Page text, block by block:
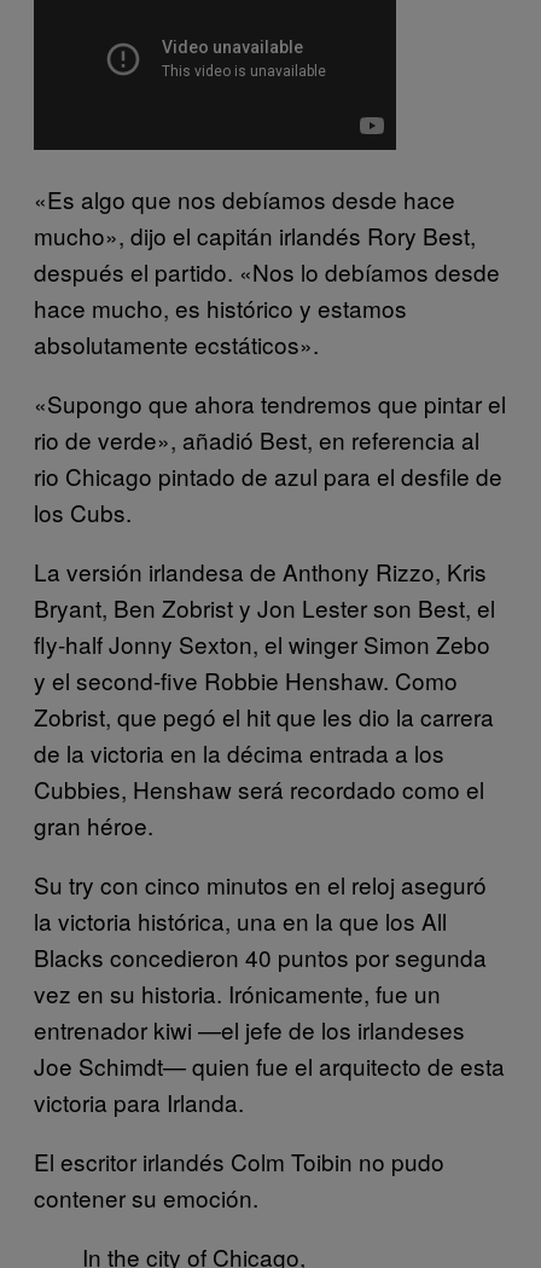
«Es algo que nos debíamos desde hace
mucho», dijo el capitán irlandés Rory Best,
después el partido. «Nos lo debíamos desde
hace mucho, es histórico y estamos
absolutamente ecstáticos».
«Supongo que ahora tendremos que pintar el
rio de verde», añadió Best, en referencia al
rio Chicago pintado de azul para el desfile de
los Cubs.
La versión irlandesa de Anthony Rizzo, Kris
Bryant, Ben Zobrist y Jon Lester son Best, el
fly-half Jonny Sexton, el winger Simon Zebo
y el second-five Robbie Henshaw. Como
Zobrist, que pegó el hit que les dio la carrera
de la victoria en la décima entrada a los
Cubbies, Henshaw será recordado como el
gran héroe.
Su try con cinco minutos en el reloj aseguró
la victoria histórica, una en la que los All
Blacks concedieron 40 puntos por segunda
vez en su historia. Irónicamente, fue un
entrenador kiwi —el jefe de los irlandeses
Joe Schimdt— quien fue el arquitecto de esta
victoria para Irlanda.
El escritor irlandés Colm Toibin no pudo
contener su emoción.
In the city of Chicago,